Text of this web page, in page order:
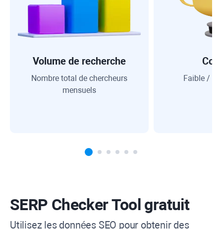
Volume de recherche
Nombre total de chercheurs
mensuels
Faible /
SERP Checker Tool gratuit
Utilisez les données SEO pour obtenir des